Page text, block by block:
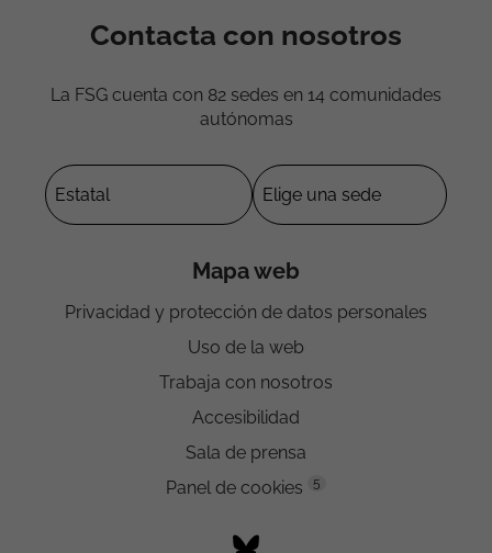
Contacta con nosotros
La FSG cuenta con 82 sedes en 14 comunidades
autónomas
Mapa web
Privacidad y protección de datos personales
Uso de la web
Trabaja con nosotros
Accesibilidad
Sala de prensa
Panel de cookies
5